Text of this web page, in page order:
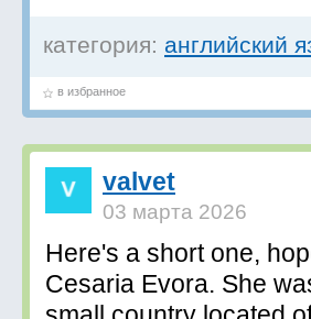
категория: английский
в избранное
valvet
03 марта 2026
Here's a short one,
Cesaria Evora. She